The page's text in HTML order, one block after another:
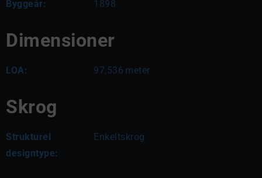
Byggeår: 1898
Dimensioner
LOA: 97,536 meter
Skrog
Strukturel
designtype:
Enkeltskrog